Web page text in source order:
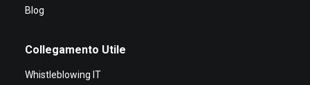
Blog
Collegamento Utile
Whistleblowing IT